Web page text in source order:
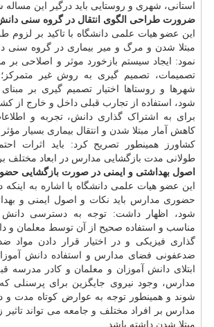
استانی، شهری و روستایی باید درگیر این مساله
ضرورت طراحی الگوی انتقال در گروه سنی
این عضو هیات علمی دانشگاه با تاکید بر لزوم
مبتلا شدن و مرگ و میر بیماری در گروه سنی
نمود: ایجاد سیستم بازخورد موثر و اصلاحی بر
تصمیمات، تصمیم گیری به روش غیر
شهرها و روستاها اختیار تصمیم گیری بر
شود، استفاده از تجارب قبلی داخل و خارج از
برای به اشتراک گذاری دانش، تجربه و
کاهش آمار مبتلا شدن و انتقال بیماری بسیار
کشاورز همینطور تصریح کرد: باید اثرات
طولانی مدت بازگشایی مدارس در ابعاد مختلف
اصول بهداشتی و ایمنی در صورت بازگشایی
این عضو هیات علمی دانشگاه با اشاره به
حضوری مدارس باید نکات و اصول ایمنی و
شود، اظهار داشت: توجه به دسترسی
مناسب و استفاده صحیح از آن توسط معلمان و
گذاری فیزیکی و در اختیار قرار دادن مواد
ضدعفونی فضای مدارس و استفاده دانش
ابتلای دانش آموزان و معلمان و کادر مدرسه
مدارس، وجود نیروی جایگزین برای پرسنلی که
شوند و همینطور توجه به عوارض کوتاه مدت و
مدارس بر افراد مختلف و جامعه می تواند تاثیر
مبتلا شدن داشته باشد.